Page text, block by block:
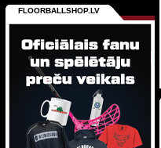
FLOORBALLSHOP.LV